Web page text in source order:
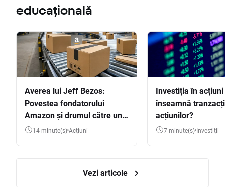
educațională
Averea lui Jeff Bezos:
Povestea fondatorului
Amazon și drumul către una
dintre cele mai mari averi
14 minute(s) Acțiuni
Investiția în
înseamnă
acțiunilor?
7 minute(s) Investiții
Vezi articole